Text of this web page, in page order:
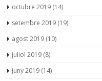
octubre 2019 (14)
setembre 2019 (19)
agost 2019 (10)
juliol 2019 (8)
juny 2019 (14)